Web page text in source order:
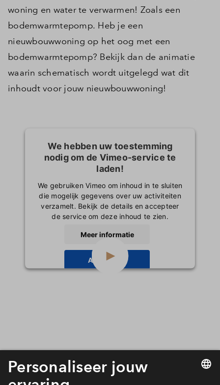
woning en water te verwarmen! Zoals een
bodemwarmtepomp. Heb je een
nieuwbouwwoning op het oog met een
bodemwarmtepomp? Bekijk dan de animatie
waarin schematisch wordt uitgelegd wat dit
inhoudt voor jouw nieuwbouwwoning!
We hebben uw toestemming
nodig om de Vimeo-service te
laden!
We gebruiken Vimeo om inhoud in te sluiten
die mogelijk gegevens over uw activiteiten
verzamelt. Bekijk de details en accepteer
de service om deze inhoud te zien.
Meer informatie
Accepteren